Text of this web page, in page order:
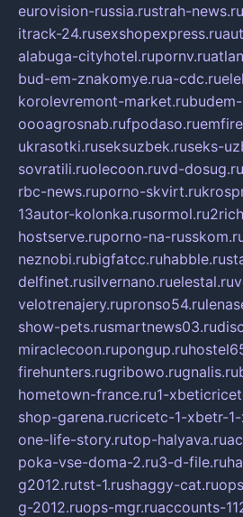
eurovision-russia.rustrah-news.ru
itrack-24.rusexshopexpress.ru
alabuga-cityhotel.rupornv.ru
bud-em-znakomye.rua-cdc.ru
korolevremont-market.ru
oooagrosnab.rufpodaso.ru
ukrasotki.ruseksuzbek.ruseks-
sovratili.ruolecoon.ruvd-dosug.ru
rbc-news.ruporno-skvirt.ru
13autor-kolonka.rusormol.ru
hostserve.ruporno-na-
neznobi.rubigfatcc.ruhabble.ru
delfinet.rusilvernano.ruelestal.ru
velotrenajery.rupronso54.ru
show-pets.rusmartnews03.ru
miraclecoon.rupongup.ru
firehunters.rugribowo.rugnalis.ru
hometown-france.ru1-
shop-garena.rucricetc-1-xbetr-
one-life-story.rutop-halyava.ru
poka-vse-doma-2.ru3-d-file.ru
g2012.rutst-1.rushaggy-cat.ru
g-2012.ruops-mgr.ruaccounts-